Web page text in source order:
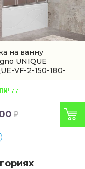
на ванну
UNIQUE
VF-2-150-180-